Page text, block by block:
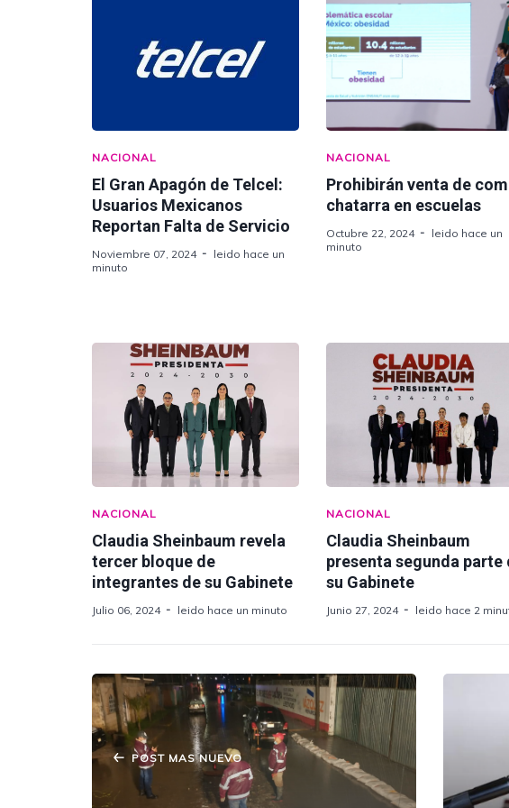
NACIONAL
El Gran Apagón de Telcel:
Usuarios Mexicanos
Reportan Falta de Servicio
Noviembre 07, 2024
leido hace un
minuto
NACIONAL
Prohibirán venta de
chatarra en escuelas
Octubre 22, 2024
leido hace un
minuto
NACIONAL
Claudia Sheinbaum revela
tercer bloque de
integrantes de su Gabinete
Julio 06, 2024 leido hace un minuto
NACIONAL
Claudia Sheinbaum
presenta segunda parte
su Gabinete
Junio 27, 2024 leido hace 2
POST MAS NUEVO
Luego de Fuertes lluvias PC Amozoc